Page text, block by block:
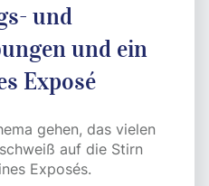
und
und ein
Exposé
gehen, das vielen
auf die Stirn
Exposés.